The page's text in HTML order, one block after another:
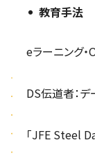
教育手法
eラーニング
DS伝道者：
「JFE Steel